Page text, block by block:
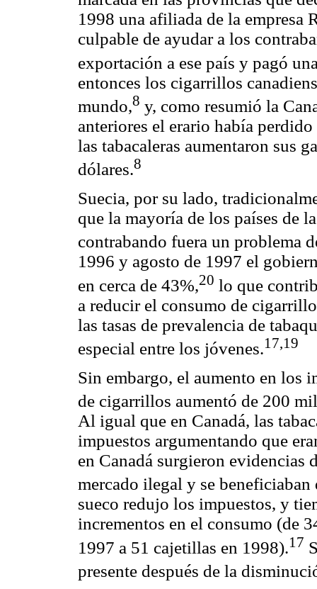
1998 una afiliada de la empresa
culpable de ayudar a los
exportación a ese país y pagó
entonces los cigarrillos
mundo,8 y, como resumió la
anteriores el erario había
las tabacaleras aumentaron sus
dólares.8
Suecia, por su lado,
que la mayoría de los países de
contrabando fuera un problema
1996 y agosto de 1997 el
en cerca de 43%,20 lo que
a reducir el consumo de
las tasas de prevalencia de
especial entre los jóvenes.17,19
Sin embargo, el aumento en los
de cigarrillos aumentó de 200
Al igual que en Canadá, las
impuestos argumentando que
en Canadá surgieron evidencias
mercado ilegal y se beneficiaban
sueco redujo los impuestos, y
incrementos en el consumo (de
1997 a 51 cajetillas en 1998).17
presente después de la